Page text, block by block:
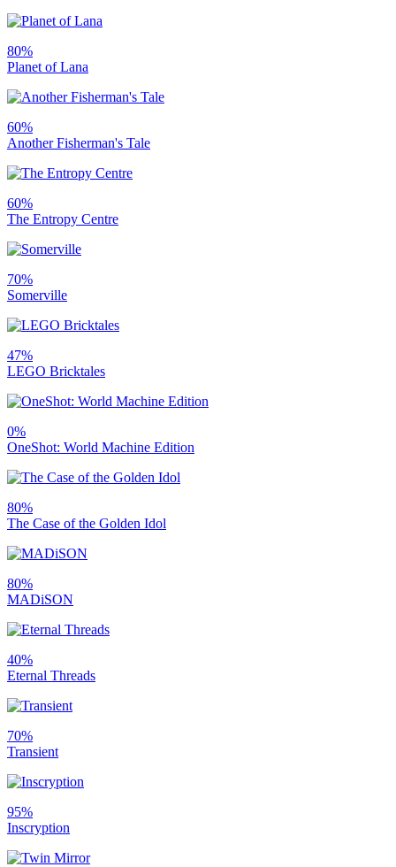
80%
Planet of Lana
60%
Another Fisherman's Tale
60%
The Entropy Centre
70%
Somerville
47%
LEGO Bricktales
0%
OneShot: World Machine Edition
80%
The Case of the Golden Idol
80%
MADiSON
40%
Eternal Threads
70%
Transient
95%
Inscryption